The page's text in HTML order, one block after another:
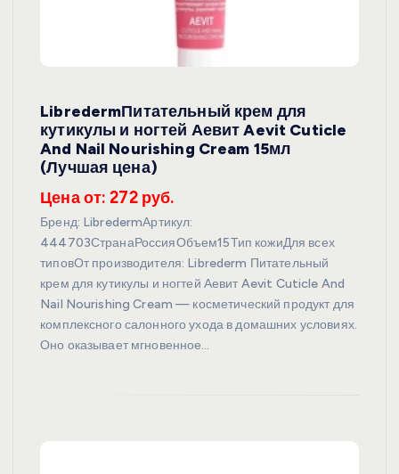
LibredermПитательный крем для
кутикулы и ногтей Аевит Aevit Cuticle
And Nail Nourishing Cream 15мл
(Лучшая цена)
Цена от: 272 руб.
Бренд: LibredermАртикул:
444703СтранаРоссияОбъем15Тип кожиДля всех
типовОт производителя: Librederm Питательный
крем для кутикулы и ногтей Аевит Aevit Cuticle And
Nail Nourishing Cream — косметический продукт для
комплексного салонного ухода в домашних условиях.
Оно оказывает мгновенное…